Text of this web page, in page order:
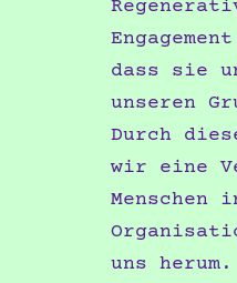
dass sie
unseren
Durch
wir eine
Menschen
uns herum.